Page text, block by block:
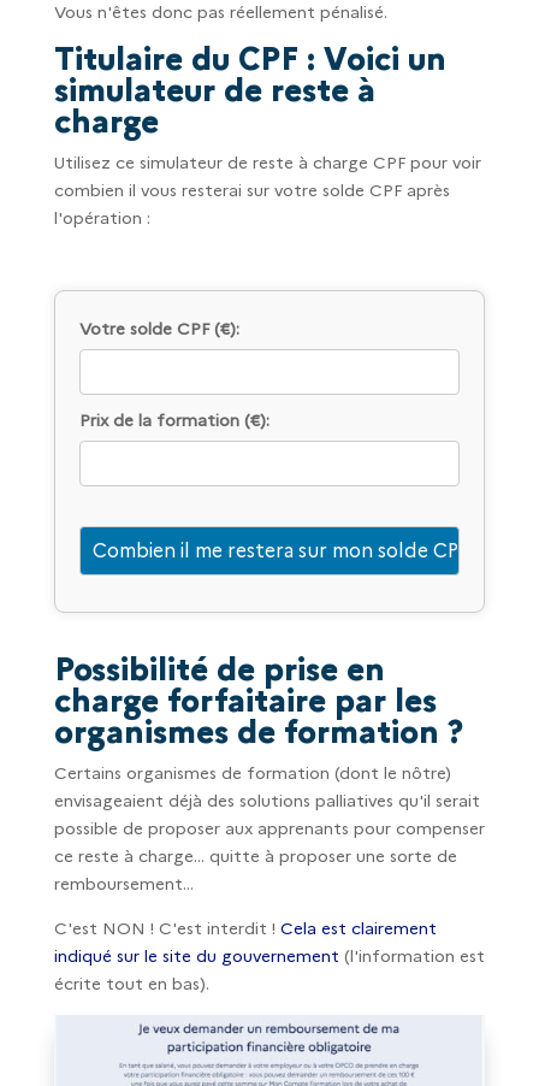
Vous n'êtes donc pas réellement pénalisé.
Titulaire du CPF : Voici un
simulateur de reste à
charge
Utilisez ce simulateur de reste à charge CPF pour voir
combien il vous resterai sur votre solde CPF après
l'opération :
Votre solde CPF (€):
Prix de la formation (€):
Possibilité de prise en
charge forfaitaire par les
organismes de formation ?
Certains organismes de formation (dont le nôtre)
envisageaient déjà des solutions palliatives qu'il serait
possible de proposer aux apprenants pour compenser
ce reste à charge... quitte à proposer une sorte de
remboursement...
C'est NON ! C'est interdit ! Cela est clairement
indiqué sur le site du gouvernement (l'information est
écrite tout en bas).